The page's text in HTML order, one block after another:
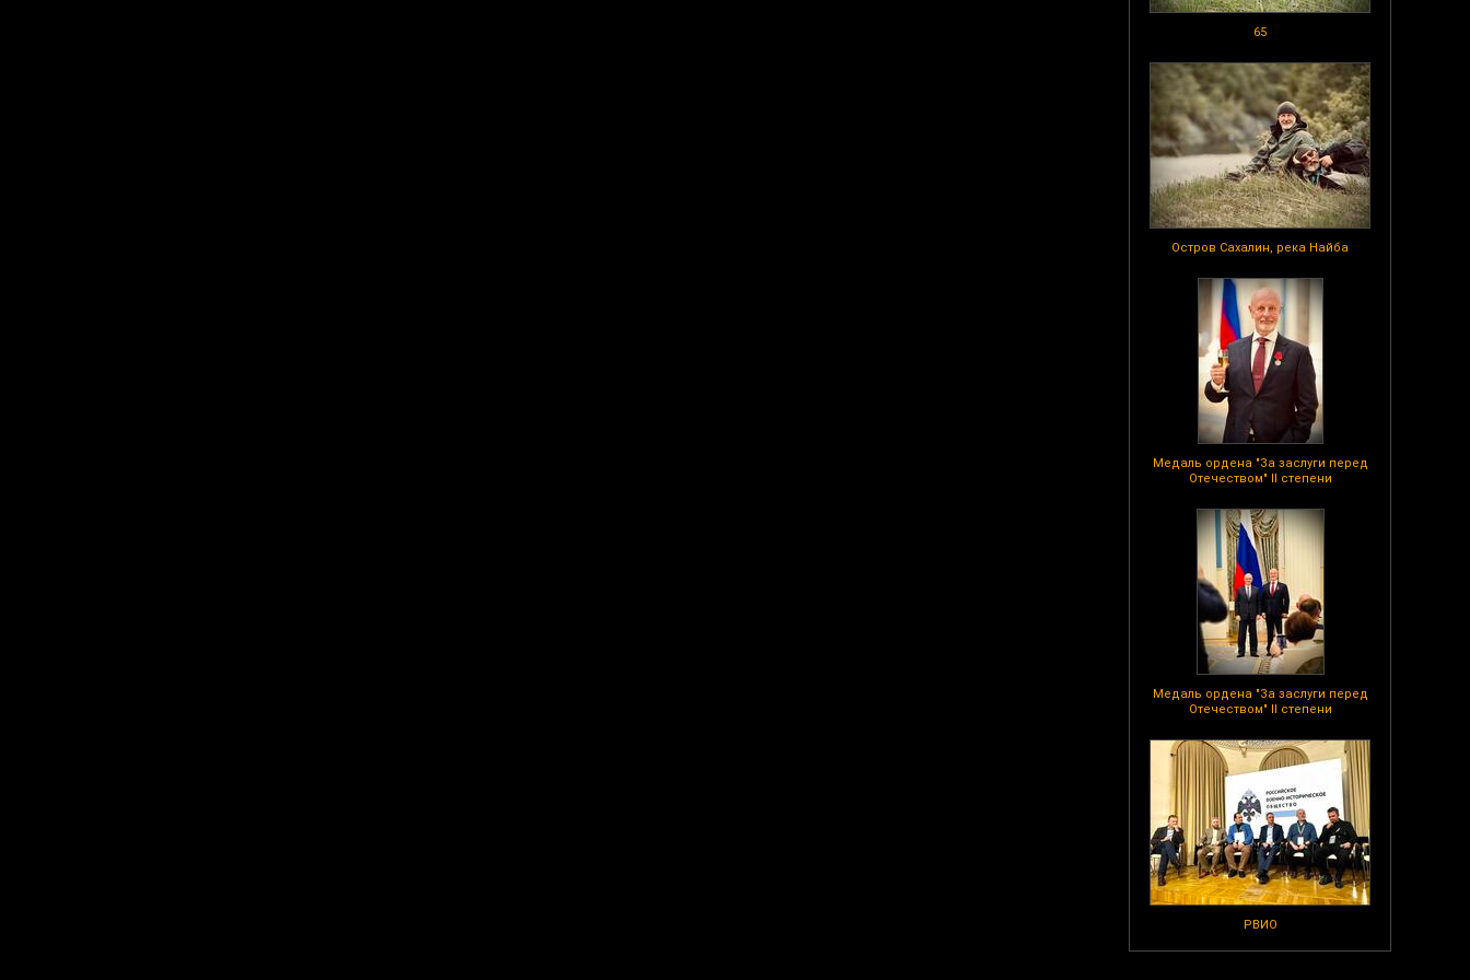
65
Остров Сахалин, река Найба
Медаль ордена "За заслуги перед
Отечеством" II степени
Медаль ордена "За заслуги перед
Отечеством" II степени
РВИО